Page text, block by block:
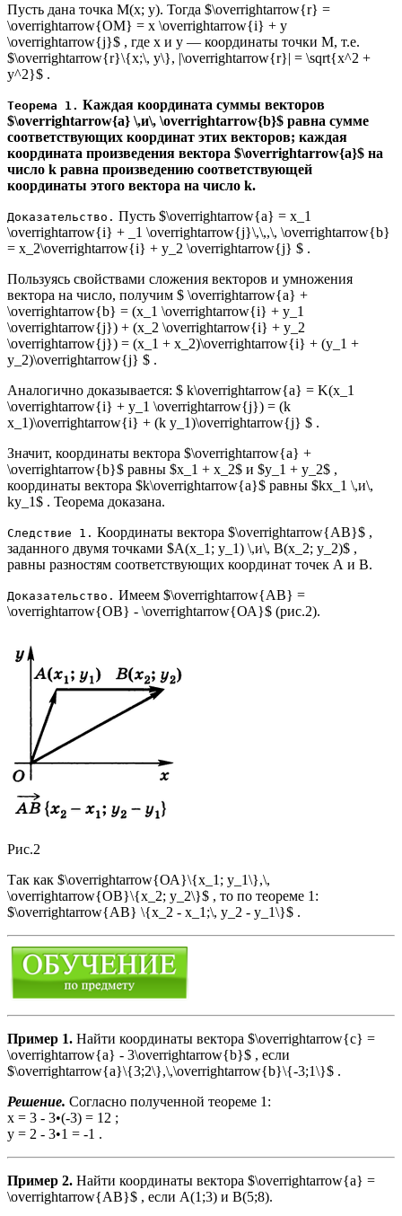
Пусть дана точка М(х; у). Тогда $\overrightarrow{r} =
\overrightarrow{ОМ} = x \overrightarrow{i} + y
\overrightarrow{j}$ , где х и у — координаты точки М, т.е.
$\overrightarrow{r}\{х;\, у\}, |\overrightarrow{r}| = \sqrt{x^2 +
у^2}$ .
Теорема 1. Каждая координата суммы векторов
$\overrightarrow{a} \,и\, \overrightarrow{b}$ равна сумме
соответствующих координат этих векторов; каждая
координата произведения вектора $\overrightarrow{a}$ на
число k равна произведению соответствующей
координаты этого вектора на число k.
Доказательство. Пусть $\overrightarrow{a} = x_1
\overrightarrow{i} + _1 \overrightarrow{j}\,\,,\, \overrightarrow{b}
= x_2\overrightarrow{i} + y_2 \overrightarrow{j} $ .
Пользуясь свойствами сложения векторов и умножения
вектора на число, получим $ \overrightarrow{a} +
\overrightarrow{b} = (x_1 \overrightarrow{i} + y_1
\overrightarrow{j}) + (x_2 \overrightarrow{i} + y_2
\overrightarrow{j}) = (x_1 + x_2)\overrightarrow{i} + (y_1 +
y_2)\overrightarrow{j} $ .
Аналогично доказывается: $ k\overrightarrow{a} = K(x_1
\overrightarrow{i} + y_1 \overrightarrow{j}) = (k
x_1)\overrightarrow{i} + (k y_1)\overrightarrow{j} $ .
Значит, координаты вектора $\overrightarrow{a} +
\overrightarrow{b}$ равны $х_1 + х_2$ и $у_1 + у_2$ ,
координаты вектора $k\overrightarrow{a}$ равны $kx_1 \,и\,
ky_1$ . Теорема доказана.
Следствие 1. Координаты вектора $\overrightarrow{АВ}$ ,
заданного двумя точками $А(х_1; у_1) \,и\, В(х_2; у_2)$ ,
равны разностям соответствующих координат точек А и В.
Доказательство. Имеем $\overrightarrow{АВ} =
\overrightarrow{ОВ} - \overrightarrow{ОА}$ (рис.2).
Рис.2
Так как $\overrightarrow{ОА}\{х_1; y_1\},\,
\overrightarrow{ОВ}\{х_2; у_2\}$ , то по теореме 1:
$\overrightarrow{АВ} \{х_2 - х_1;\, у_2 - у_1\}$ .
Пример 1. Найти координаты вектора $\overrightarrow{c} =
\overrightarrow{a} - 3\overrightarrow{b}$ , если
$\overrightarrow{a}\{3;2\},\,\overrightarrow{b}\{-3;1\}$ .
Решение. Согласно полученной теореме 1:
х = 3 - 3•(-3) = 12 ;
у = 2 - 3•1 = -1 .
Пример 2. Найти координаты вектора $\overrightarrow{a} =
\overrightarrow{AB}$ , если А(1;3) и В(5;8).